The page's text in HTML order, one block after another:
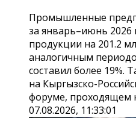
Промышленные
за январь–июнь 2026
продукции на 201.2
аналогичным
составил более 19%.
на Кыргызско-
форуме, проходящем
07.08.2026, 11:33:01